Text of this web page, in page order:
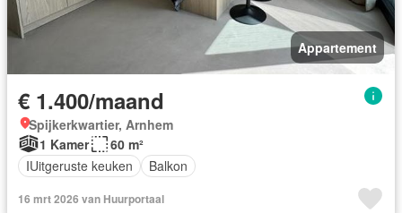
Appartement
€ 1.400/maand
Spijkerkwartier, Arnhem
1 Kamer
60 m²
IUitgeruste keuken
Balkon
16 mrt 2026 van Huurportaal